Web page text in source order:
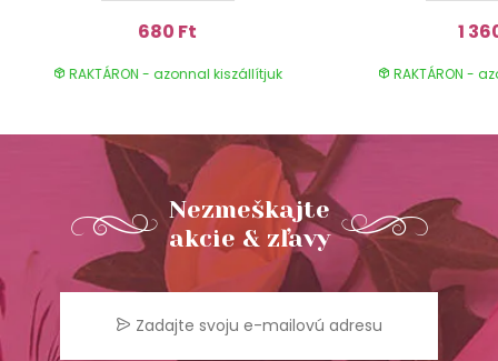
680 Ft
RAKTÁRON - azonnal kiszállítjuk
1
RAKTÁRON -
Nezmeškajte
akcie & zľavy